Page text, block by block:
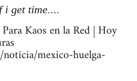
get time....
Kaos en la Red | Hoy
mexico-huelga-